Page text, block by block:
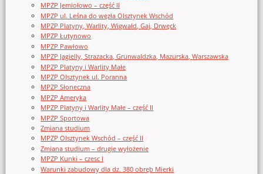
MPZP Jemiołowo – część II
MPZP ul. Leśna do węzła Olsztynek Wschód
MPZP Platyny, Warlity, Wigwałd, Gaj, Drwęck
MPZP Łutynowo
MPZP Pawłowo
MPZP Jagielly, Strazacka, Grunwaldzka, Mazurska, Warszawska
MPZP Platyny i Warlity Małe
MPZP Olsztynek ul. Poranna
MPZP Słoneczna
MPZP Ameryka
MPZP Platyny i Warlity Małe – część II
MPZP Sportowa
Zmiana studium
MPZP Olsztynek Wschód – część II
Zmiana studium – drugie wyłożenie
MPZP Kunki – czesc I
Warunki zabudowy dla dz. 380 obręb Mierki